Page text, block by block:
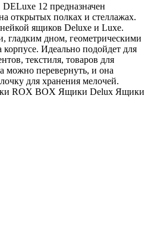
12 предназначен
открытых полках и стеллажах.
ящиков Deluxe и Luxe.
гладким дном, геометрическими
Идеально подойдет для
текстиля, товаров для
можно перевернуть, и она
для хранения мелочей.
ROX BOX Ящики Delux Ящики